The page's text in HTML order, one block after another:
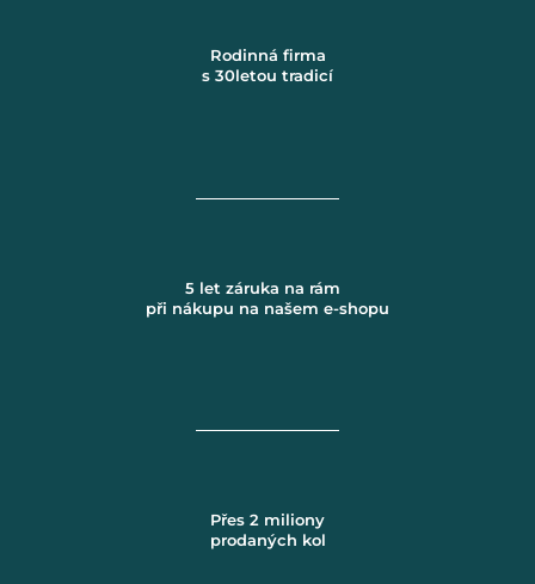
Rodinná firma
s 30letou tradicí
5 let záruka na rám
při nákupu na našem e-shopu
Přes 2 miliony
prodaných kol